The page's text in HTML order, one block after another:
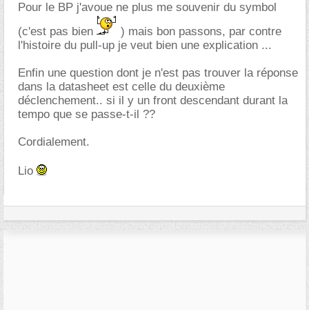
Pour le BP j'avoue ne plus me souvenir du symbol
(c'est pas bien
) mais bon passons, par contre
l'histoire du pull-up je veut bien une explication ...
Enfin une question dont je n'est pas trouver la réponse
dans la datasheet est celle du deuxième
déclenchement.. si il y un front descendant durant la
tempo que se passe-t-il ??
Cordialement.
Lio